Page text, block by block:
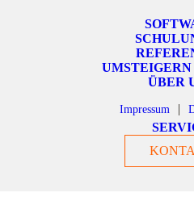
ÜBER
Impressum